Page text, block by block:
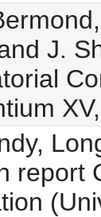
J.
report